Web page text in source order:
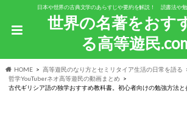
日本や世界の古典文学のあらすじや要約を解説！ 読書法や勉
世界の名著をおす
る高等遊民
HOME
高等遊民のなり方とセミリタイア生活の日常を語る
哲学YouTuberネオ高等遊民の動画まとめ
古代ギリシア語の独学おすすめ教科書。初心者向けの勉強方法